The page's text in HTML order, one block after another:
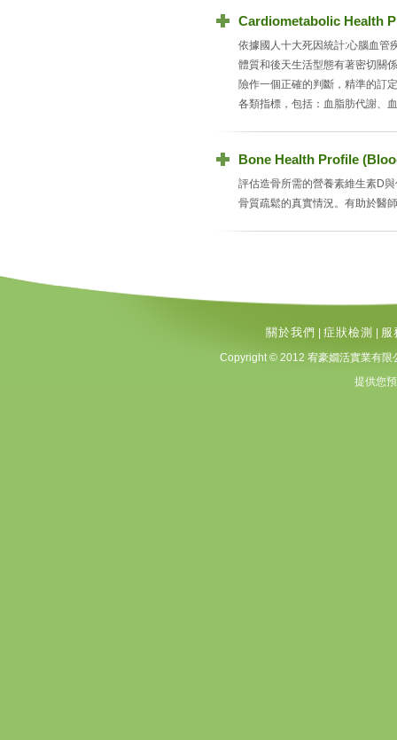
Cardiometabolic Health
依據國人十大死因統計:心腦血管
體質和後天生活型態有著密切關
險作一個正確的判斷，精準的訂
各類指標，包括：血脂肪代謝、
Bone Health Profile
評估造骨所需的營養素維生素D
骨質疏鬆的真實情況。有助於醫
關於我們 症狀檢測 服
Copyright © 2012 宥豪嫺活實業有
提供您